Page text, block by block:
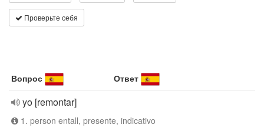
Проверьте себя
Вопрос Ответ
yo [remontar]
1. person entall, presente, indicativo